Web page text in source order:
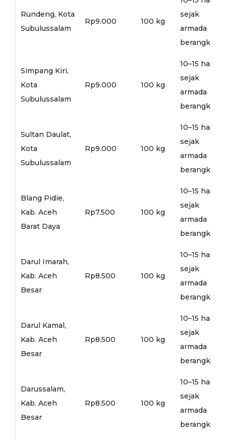
Rundeng, Kota
Subulussalam
Rp9.000 100 kg
sejak
armada
berangkat
Simpang Kiri,
Kota
Subulussalam
Rp9.000 100 kg
10–15 hari
sejak
armada
berangkat
Sultan Daulat,
Kota
Subulussalam
Rp9.000 100 kg
10–15 hari
sejak
armada
berangkat
Blang Pidie,
Kab. Aceh
Barat Daya
Rp7.500 100 kg
10–15 hari
sejak
armada
berangkat
Darul Imarah,
Kab. Aceh
Besar
Rp8.500 100 kg
10–15 hari
sejak
armada
berangkat
Darul Kamal,
Kab. Aceh
Besar
Rp8.500 100 kg
10–15 hari
sejak
armada
berangkat
Darussalam,
Kab. Aceh
Besar
Rp8.500 100 kg
10–15 hari
sejak
armada
berangkat